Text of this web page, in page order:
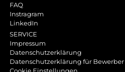
FAQ
Instragram
LinkedIn
SERVICE
Impressum
Datenschutzerklärung
Datenschutzerklärung für Bewerber